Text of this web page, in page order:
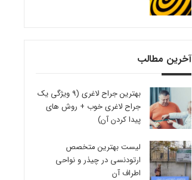
آخرین مطالب
بهترین جراح لاغری (9 ویژگی یک
جراح لاغری خوب + روش های
پیدا کردن آن)
لیست بهترین متخصص
ارتودنسی در چیذر و نواحی
اطراف آن